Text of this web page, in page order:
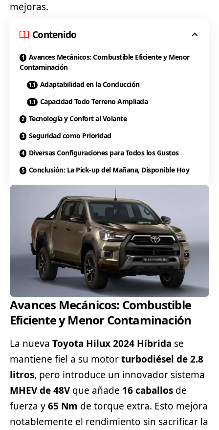
mejoras.
Contenido
Avances Mecánicos: Combustible Eficiente y Menor
Contaminación
Adaptabilidad en la Conducción
Capacidad Todo Terreno Ampliada
Tecnología y Confort al Volante
Seguridad como Prioridad
Diversas Configuraciones para Todos los Gustos
Conclusión: La Pick-up del Mañana, Disponible Hoy
Avances Mecánicos: Combustible
Eficiente y Menor Contaminación
La nueva Toyota Hilux 2024 Híbrida se
mantiene fiel a su motorturbodiésel de 2.8
litros, pero introduce un innovador sistema
MHEV de 48Vque añade 16 caballos de
fuerza y65 Nm de torque extra. Esto mejora
notablemente el rendimiento sin sacrificar la